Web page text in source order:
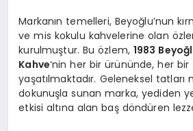
Markanın temelleri, Beyoğlu’nun
ve mis kokulu kahvelerine olan
kurulmuştur. Bu özlem, 1983
Kahve‘nin her bir ürününde, her
yaşatılmaktadır. Geleneksel tatları
dokunuşla sunan marka, yediden
etkisi altına alan baş döndüren